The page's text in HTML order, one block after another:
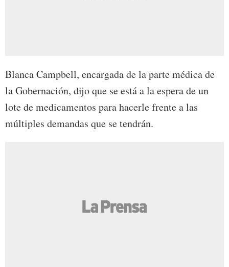
Blanca Campbell, encargada de la parte médica de
la Gobernación, dijo que se está a la espera de un
lote de medicamentos para hacerle frente a las
múltiples demandas que se tendrán.